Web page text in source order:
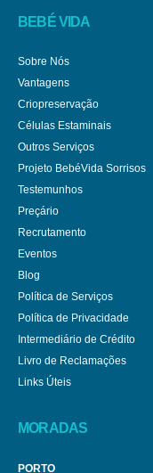
BEBÉ VIDA
Sobre Nós
Vantagens
Criopreservação
Células Estaminais
Outros Serviços
Projeto BebéVida Sorrisos
Testemunhos
Preçário
Recrutamento
Eventos
Blog
Política de Serviços
Política de Privacidade
Intermediário de Crédito
Livro de Reclamações
Links Úteis
MORADAS
PORTO